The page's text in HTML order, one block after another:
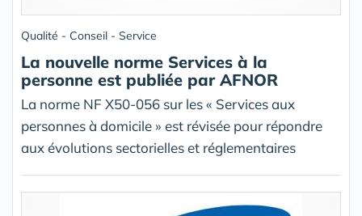
Qualité - Conseil - Service
La nouvelle norme Services à la
personne est publiée par AFNOR
La norme NF X50-056 sur les « Services aux
personnes à domicile » est révisée pour répondre
aux évolutions sectorielles et réglementaires